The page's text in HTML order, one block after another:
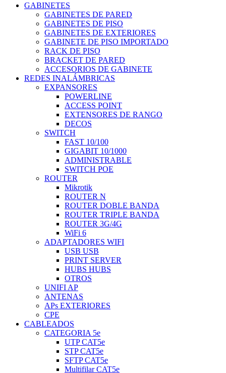
GABINETES
GABINETES DE PARED
GABINETES DE PISO
GABINETES DE EXTERIORES
GABINETE DE PISO IMPORTADO
RACK DE PISO
BRACKET DE PARED
ACCESORIOS DE GABINETE
REDES INALÁMBRICAS
EXPANSORES
POWERLINE
ACCESS POINT
EXTENSORES DE RANGO
DECOS
SWITCH
FAST 10/100
GIGABIT 10/1000
ADMINISTRABLE
SWITCH POE
ROUTER
Mikrotik
ROUTER N
ROUTER DOBLE BANDA
ROUTER TRIPLE BANDA
ROUTER 3G/4G
WiFi 6
ADAPTADORES WIFI
USB USB
PRINT SERVER
HUBS HUBS
OTROS
UNIFI AP
ANTENAS
APs EXTERIORES
CPE
CABLEADOS
CATEGORIA 5e
UTP CAT5e
STP CAT5e
SFTP CAT5e
Multifilar CAT5e